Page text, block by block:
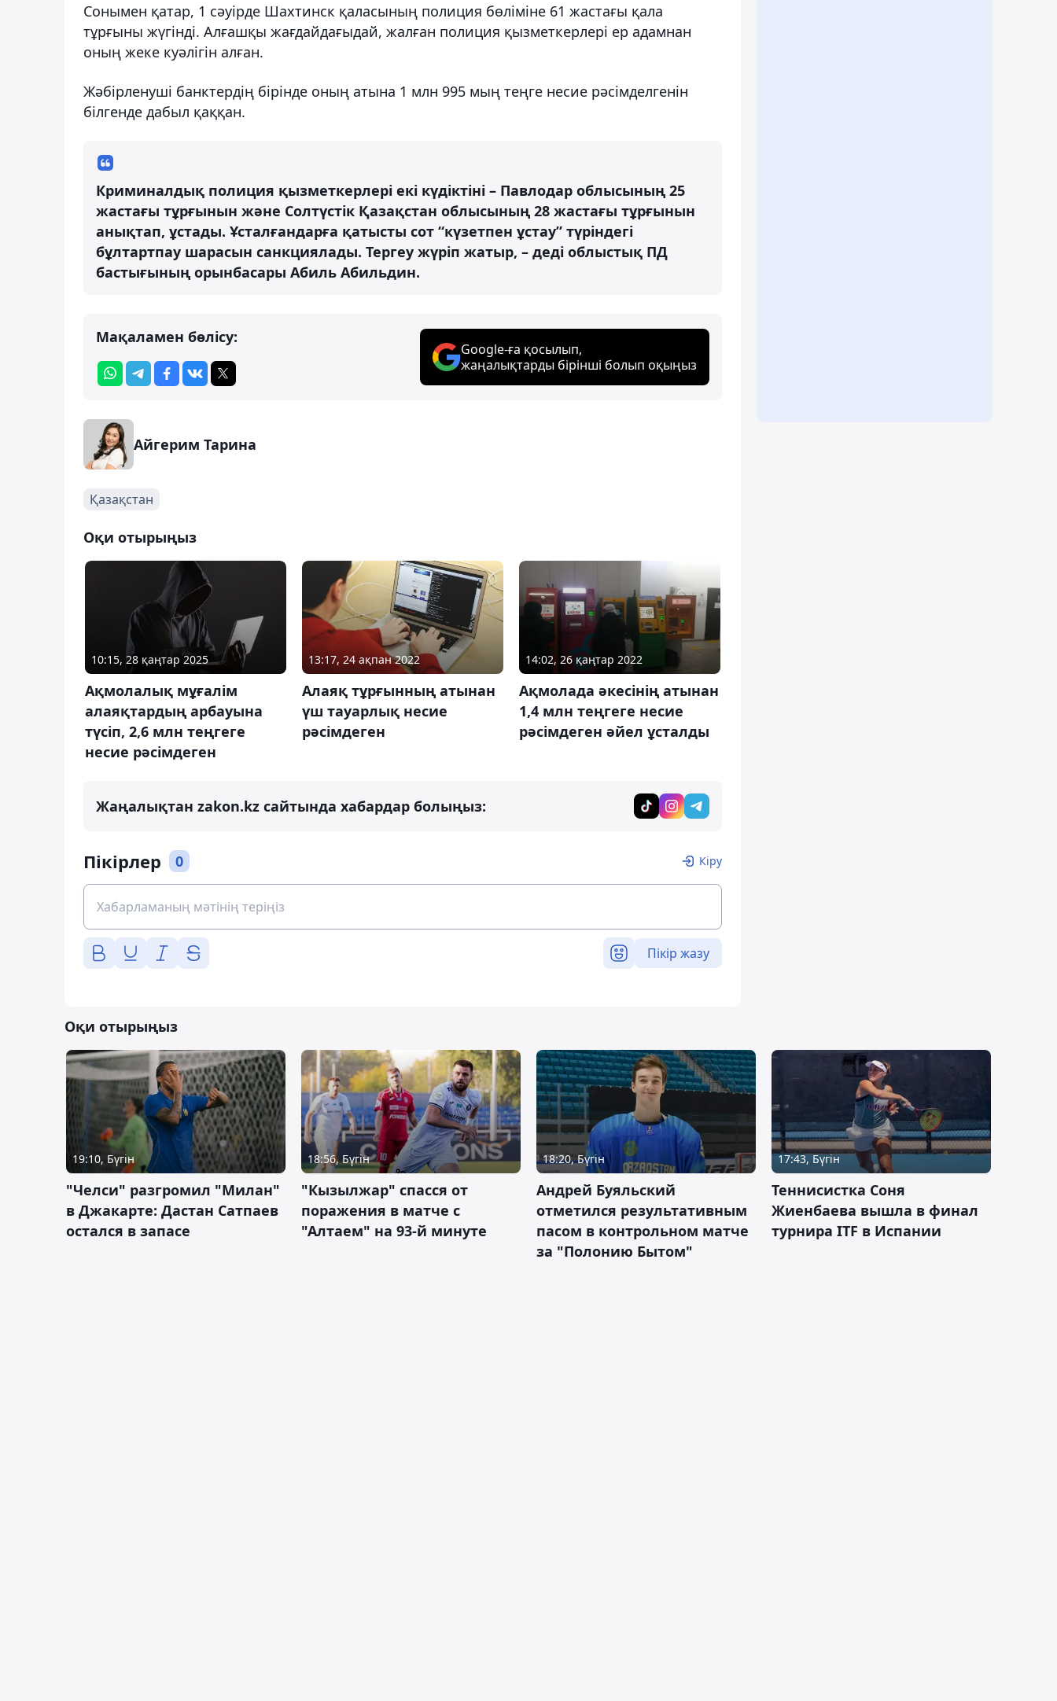
Сонымен қатар, 1 сәуірде Шахтинск қаласының полиция бөліміне 61 жастағы қала
тұрғыны жүгінді. Алғашқы жағдайдағыдай, жалған полиция қызметкерлері ер адамнан
оның жеке куәлігін алған.
Жәбірленуші банктердің бірінде оның атына 1 млн 995 мың теңге несие рәсімделгенін
білгенде дабыл қаққан.
Криминалдық полиция қызметкерлері екі күдіктіні – Павлодар облысының 25
жастағы тұрғынын және Солтүстік Қазақстан облысының 28 жастағы тұрғынын
анықтап, ұстады. Ұсталғандарға қатысты сот “күзетпен ұстау” түріндегі
бұлтартпау шарасын санкциялады. Тергеу жүріп жатыр, – деді облыстық ПД
бастығының орынбасары Абиль Абильдин.
Мақаламен бөлісу:
Google-ға қосылып,
жаңалықтарды бірінші болып оқыңыз
Айгерим Тарина
Қазақстан
Оқи отырыңыз
10:15, 28 қаңтар 2025
Ақмолалық мұғалім
алаяқтардың арбауына
түсіп, 2,6 млн теңгеге
несие рәсімдеген
13:17, 24 ақпан 2022
Алаяқ тұрғынның атынан
үш тауарлық несие
рәсімдеген
14:02, 26 қаңтар 2022
Ақмолада әкесінің атынан
1,4 млн теңгеге несие
рәсімдеген әйел ұсталды
Жаңалықтан zakon.kz сайтында хабардар болыңыз:
Пікірлер 0 Кіру
Пікір жазу
Оқи отырыңыз
19:10, Бүгін
"Челси" разгромил "Милан"
в Джакарте: Дастан Сатпаев
остался в запасе
18:56, Бүгін
"Кызылжар" спасся от
поражения в матче с
"Алтаем" на 93-й минуте
18:20, Бүгін
Андрей Буяльский
отметился результативным
пасом в контрольном матче
за "Полонию Бытом"
17:43, Бүгін
Теннисистка Соня
Жиенбаева вышла в финал
турнира ITF в Испании